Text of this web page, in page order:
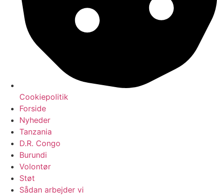
Cookiepolitik
Forside
Nyheder
Tanzania
D.R. Congo
Burundi
Volontør
Støt
Sådan arbejder vi